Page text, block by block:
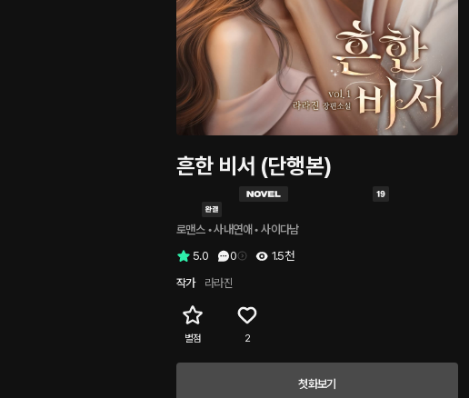
흔한 비서 (단행본)
로맨스 • 사내연애 • 사이다남
5.0
0
1.5천
작가
라라진
별점 2
첫화보기